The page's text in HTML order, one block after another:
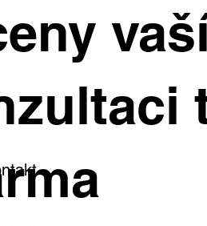
na
i
rostou